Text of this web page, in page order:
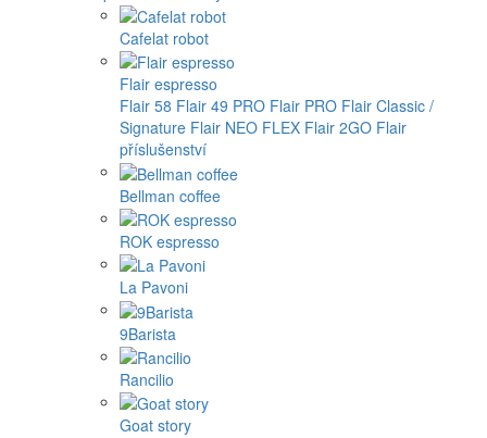
Cafelat robot
Flair espresso
Flair 58 Flair 49 PRO Flair PRO Flair Classic /
Signature Flair NEO FLEX Flair 2GO Flair
příslušenství
Bellman coffee
ROK espresso
La Pavoni
9Barista
Rancilio
Goat story